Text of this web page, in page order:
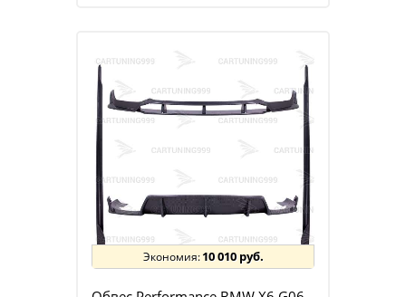
10 010 руб.